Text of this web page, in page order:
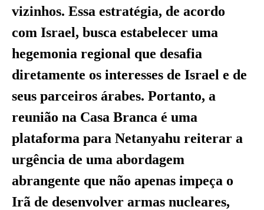
vizinhos. Essa estratégia, de acordo
com Israel, busca estabelecer uma
hegemonia regional que desafia
diretamente os interesses de Israel e de
seus parceiros árabes. Portanto, a
reunião na Casa Branca é uma
plataforma para Netanyahu reiterar a
urgência de uma abordagem
abrangente que não apenas impeça o
Irã de desenvolver armas nucleares,